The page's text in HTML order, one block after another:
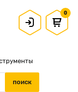
0